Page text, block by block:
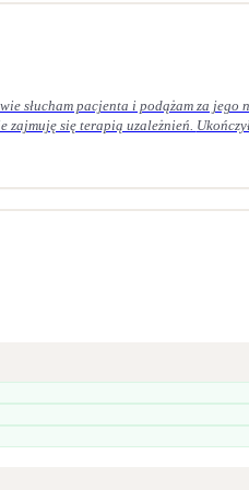
słucham pacjenta i podążam za
Wydział Nauk Pedagogicznych
szkolenie z psychoterapii
superwizji u certyfikowanego